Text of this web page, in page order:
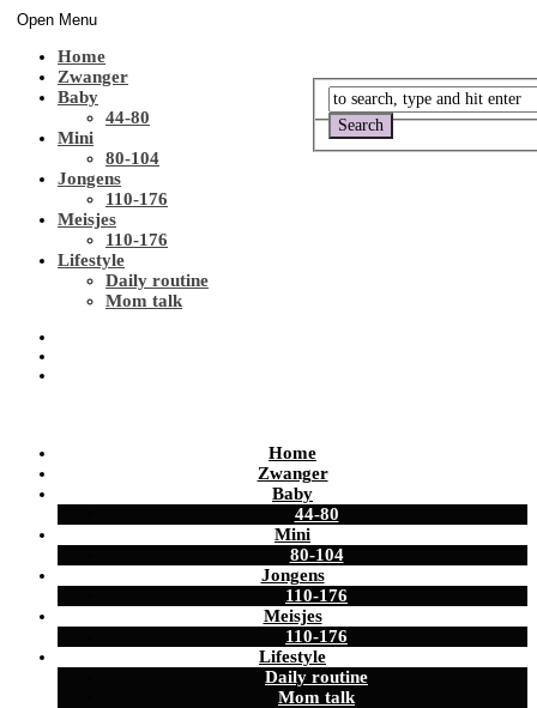
Open Menu
Home
Zwanger
Baby
44-80
Mini
80-104
Jongens
110-176
Meisjes
110-176
Lifestyle
Daily routine
Mom talk
Home
Zwanger
Baby
44-80
Mini
80-104
Jongens
110-176
Meisjes
110-176
Lifestyle
Daily routine
Mom talk